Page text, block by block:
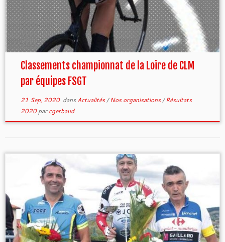
Classements championnat de la Loire de CLM
par équipes FSGT
21 Sep, 2020dans Actualités/Nos organisations/Résultats
2020parcgerbaud